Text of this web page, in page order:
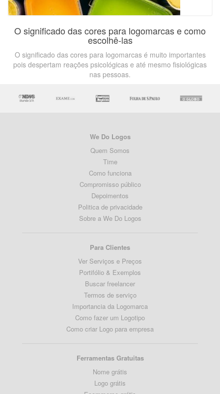
O significado das cores para logomarcas e como
escolhê-las
O significado das cores para logomarcas é muito importantes
pois despertam reações psicológicas e até mesmo fisiológicas
nas pessoas.
We Do Logos
Quem Somos
Time
Como funciona
Compromisso público
Depoimentos
Politica de privacidade
Sobre a We Do Logos
Para Clientes
Ver Serviços e Preços
Portifólio & Exemplos
Buscar freelancer
Termos de serviço
Importancia da Logomarca
Como fazer um Logotipo
Como criar Logo para empresa
Ferramentas Gratuitas
Nome grátis
Logo grátis